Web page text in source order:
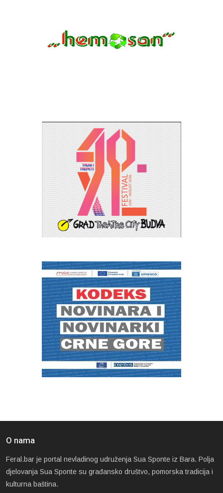
O nama
Feral.bar je portal nevladinog udruženja Sua Sponte iz Bara. Polja
djelovanja Sua Sponte su građansko društvo, pomorska tradicija i
kulturna baština.